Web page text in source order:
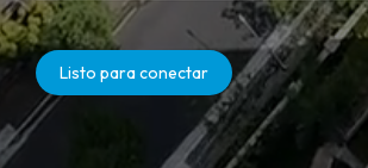
Listo para conectar